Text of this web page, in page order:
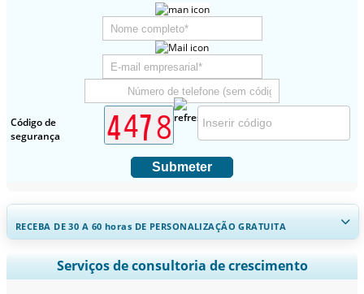
Código de
segurança
Submeter
RECEBA DE 30 A 60 horas DE PERSONALIZAÇÃO GRATUITA
Ampliar a cobertura regional e por país, Análise de segmentos,
Perfis de empresas, Benchmarking competitivo, e insights sobre o
Serviços de consultoria de crescimento